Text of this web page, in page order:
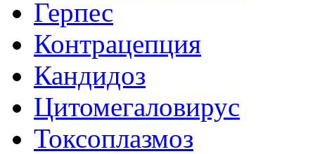
Герпес
Контрацепция
Кандидоз
Цитомегаловирус
Токсоплазмоз